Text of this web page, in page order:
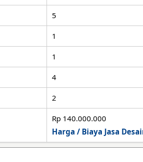
5
1
1
4
2
Rp 140.000.000
Harga / Biaya Jasa